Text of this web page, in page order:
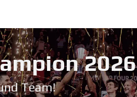
20​26
Team!